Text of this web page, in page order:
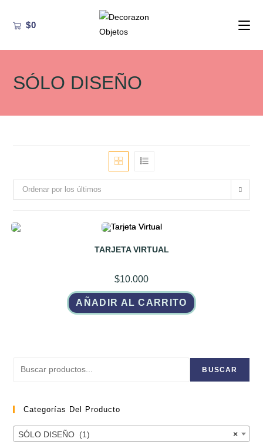
$0
SÓLO DISEÑO
Ordenar por los últimos
TARJETA VIRTUAL
$10.000
AÑADIR AL CARRITO
BUSCAR
Categorías Del Producto
×
SÓLO DISEÑO (1)